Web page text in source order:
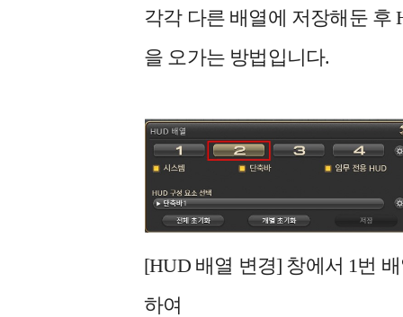
각각 다른 배열에 저장해둔 후
을 오가는 방법입니다.
[HUD 배열 변경] 창에서 1번
하여